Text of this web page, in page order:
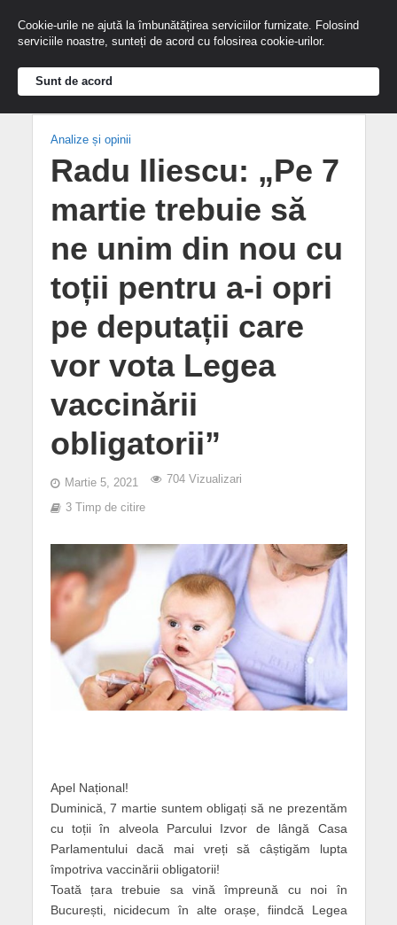
Analize și opinii
Radu Iliescu: „Pe 7
martie trebuie să
ne unim din nou cu
toții pentru a-i opri
pe deputații care
vor vota Legea
vaccinării
obligatorii”
Martie 5, 2021 704 Vizualizari
3 Timp de citire
Apel Național!
Duminică, 7 martie suntem obligați să ne prezentăm
cu toții în alveola Parcului Izvor de lângă Casa
Parlamentului dacă mai vreți să câștigăm lupta
împotriva vaccinării obligatorii!
Toată țara trebuie sa vină împreună cu noi în
București, nicidecum în alte orașe, fiindcă Legea
Cookie-urile ne ajută la îmbunătățirea serviciilor furnizate. Folosind
serviciile noastre, sunteți de acord cu folosirea cookie-urilor.
Sunt de acord